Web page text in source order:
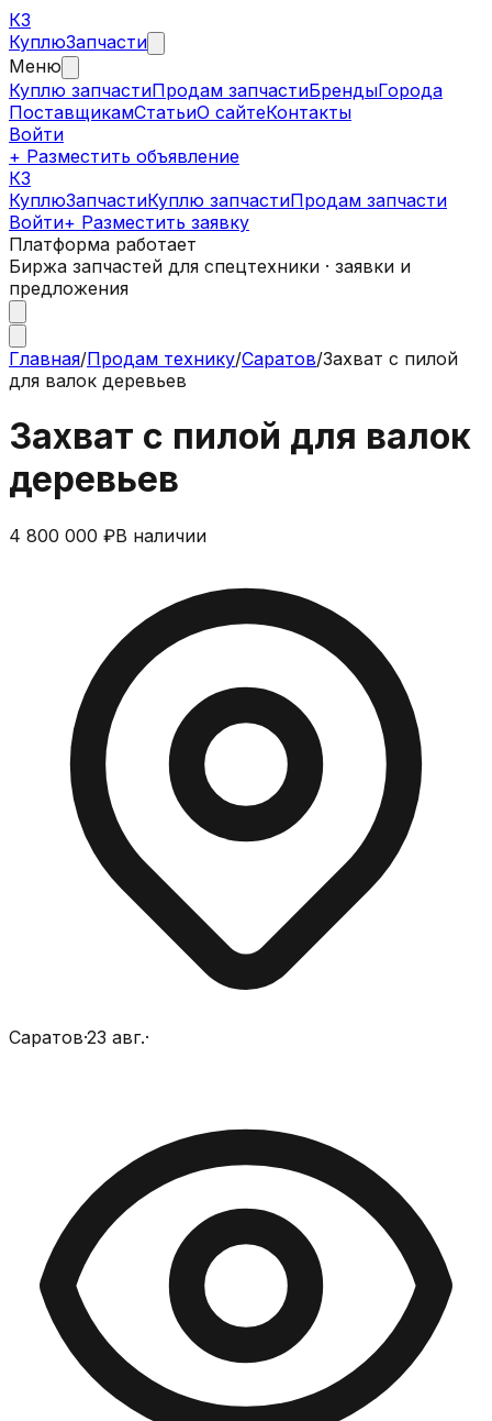
КЗ
КуплюЗапчасти
Меню
Куплю запчастиПродам запчастиБрендыГорода
ПоставщикамСтатьиО сайтеКонтакты
Войти
+ Разместить объявление
КЗ
КуплюЗапчастиКуплю запчастиПродам запчасти
Войти+ Разместить заявку
Платформа работает
Биржа запчастей для спецтехники · заявки и
предложения
Главная/Продам технику/Саратов/Захват с пилой
для валок деревьев
Захват с пилой для валок
деревьев
4 800 000 ₽В наличии
Саратов·23 авг.·